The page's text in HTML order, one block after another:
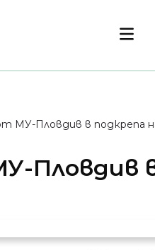
МУ-Пловдив в подкрепа
Пловдив